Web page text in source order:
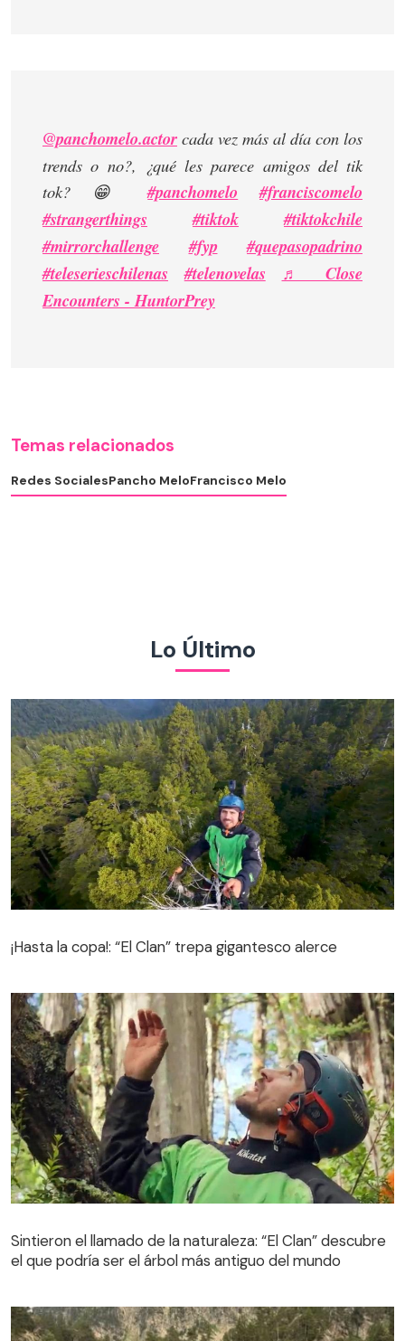
@panchomelo.actor cada vez más al día con los
trends o no?, ¿qué les parece amigos del tik
tok? 😁#panchomelo
#franciscomelo
#strangerthings
#tiktok
#tiktokchile
#mirrorchallenge
#fyp
#quepasopadrino
#teleserieschilenas
#telenovelas
♬ Close
Encounters - HuntorPrey
Temas relacionados
Redes SocialesPancho MeloFrancisco Melo
Lo Último
¡Hasta la copa!: “El Clan” trepa gigantesco alerce
el que podría ser el árbol más antiguo del mundo
Sintieron el llamado de la naturaleza: “El Clan” descubre
el que podría ser el árbol más antiguo del mundo